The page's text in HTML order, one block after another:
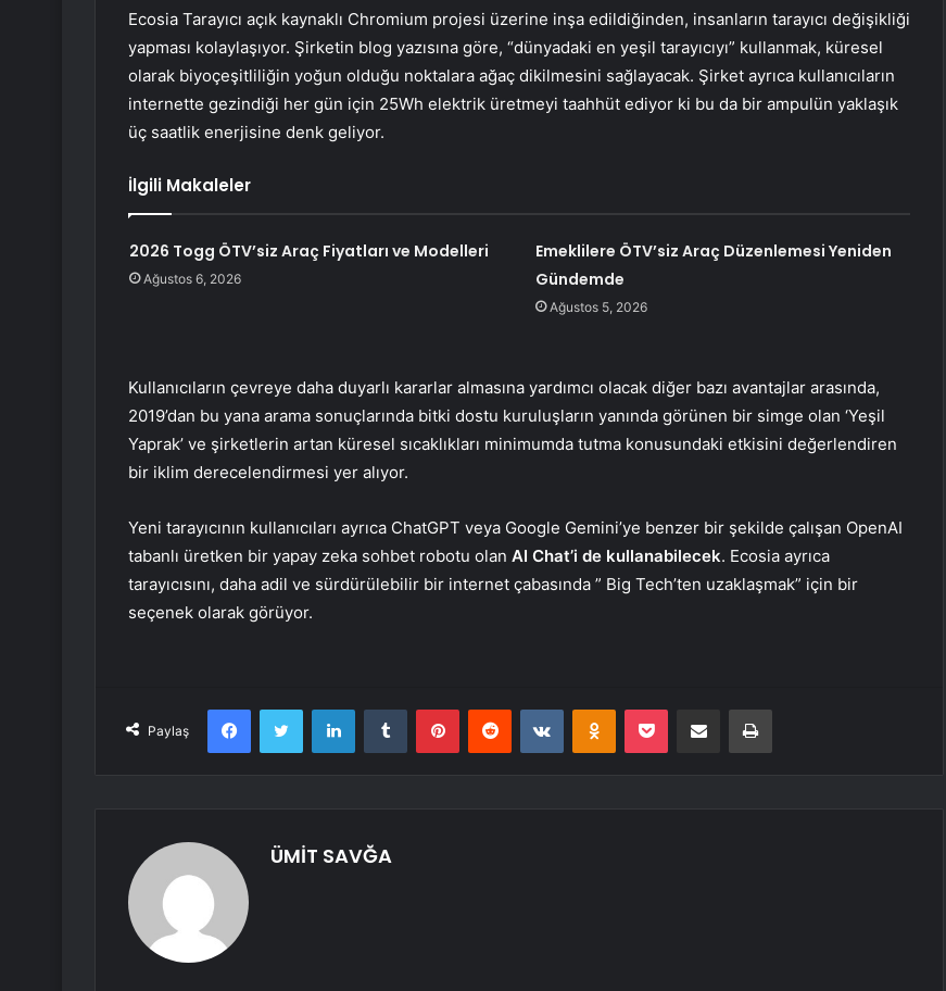
Ecosia Tarayıcı açık kaynaklı Chromium projesi üzerine inşa edildiğinden, insanların tarayıcı değişikliği
yapması kolaylaşıyor. Şirketin blog yazısına göre, “dünyadaki en yeşil tarayıcıyı” kullanmak, küresel
olarak biyoçeşitliliğin yoğun olduğu noktalara ağaç dikilmesini sağlayacak. Şirket ayrıca kullanıcıların
internette gezindiği her gün için 25Wh elektrik üretmeyi taahhüt ediyor ki bu da bir ampulün yaklaşık
üç saatlik enerjisine denk geliyor.
İlgili Makaleler
2026 Togg ÖTV’siz Araç Fiyatları ve Modelleri
Ağustos 6, 2026
Emeklilere ÖTV’siz Araç Düzenlemesi Yeniden
Gündemde
Ağustos 5, 2026
Kullanıcıların çevreye daha duyarlı kararlar almasına yardımcı olacak diğer bazı avantajlar arasında,
2019’dan bu yana arama sonuçlarında bitki dostu kuruluşların yanında görünen bir simge olan ‘Yeşil
Yaprak’ ve şirketlerin artan küresel sıcaklıkları minimumda tutma konusundaki etkisini değerlendiren
bir iklim derecelendirmesi yer alıyor.
Yeni tarayıcının kullanıcıları ayrıca ChatGPT veya Google Gemini’ye benzer bir şekilde çalışan OpenAI
tabanlı üretken bir yapay zeka sohbet robotu olan AI Chat’i de kullanabilecek. Ecosia ayrıca
tarayıcısını, daha adil ve sürdürülebilir bir internet çabasında ” Big Tech’ten uzaklaşmak” için bir
seçenek olarak görüyor.
Paylaş
FacebookTwitter LinkedInTumblr PinterestReddit VKontakteOdnoklassniki
Pocket E-Posta ile paylaş Yazdır
ÜMİT SAVĞA